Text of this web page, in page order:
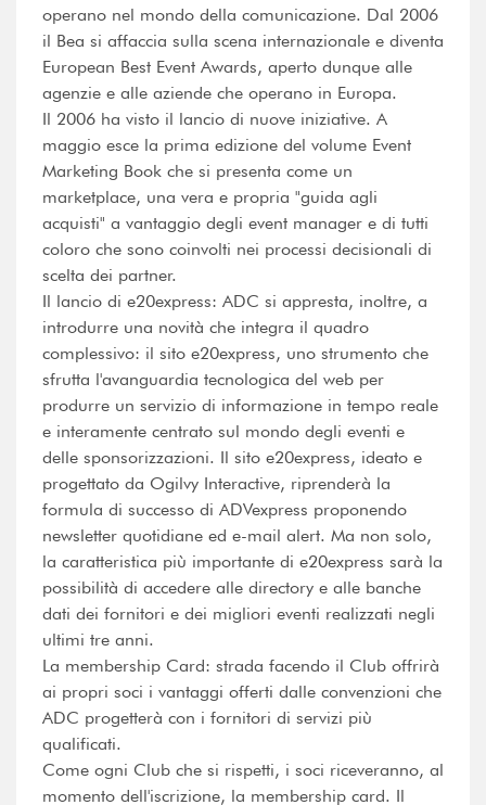
operano nel mondo della comunicazione. Dal 2006
il Bea si affaccia sulla scena internazionale e diventa
European Best Event Awards, aperto dunque alle
agenzie e alle aziende che operano in Europa.
Il 2006 ha visto il lancio di nuove iniziative. A
maggio esce la prima edizione del volume Event
Marketing Book che si presenta come un
marketplace, una vera e propria "guida agli
acquisti" a vantaggio degli event manager e di tutti
coloro che sono coinvolti nei processi decisionali di
scelta dei partner.
Il lancio di e20express: ADC si appresta, inoltre, a
introdurre una novità che integra il quadro
complessivo: il sito e20express, uno strumento che
sfrutta l'avanguardia tecnologica del web per
produrre un servizio di informazione in tempo reale
e interamente centrato sul mondo degli eventi e
delle sponsorizzazioni. Il sito e20express, ideato e
progettato da Ogilvy Interactive, riprenderà la
formula di successo di ADVexpress proponendo
newsletter quotidiane ed e-mail alert. Ma non solo,
la caratteristica più importante di e20express sarà la
possibilità di accedere alle directory e alle banche
dati dei fornitori e dei migliori eventi realizzati negli
ultimi tre anni.
La membership Card: strada facendo il Club offrirà
ai propri soci i vantaggi offerti dalle convenzioni che
ADC progetterà con i fornitori di servizi più
qualificati.
Come ogni Club che si rispetti, i soci riceveranno, al
momento dell'iscrizione, la membership card. Il